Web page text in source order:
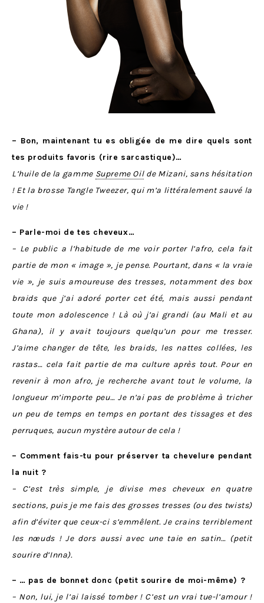
– Bon, maintenant tu es obligée de me dire quels sont
tes produits favoris (rire sarcastique)…
L’huile de la gamme Supreme Oilde Mizani, sans hésitation
! Et la brosse Tangle Tweezer, qui m’a littéralement sauvé la
vie !
– Parle-moi de tes cheveux…
– Le public a l’habitude de me voir porter l’afro, cela fait
partie de mon « image », je pense. Pourtant, dans « la vraie
vie », je suis amoureuse des tresses, notamment des box
braids que j’ai adoré porter cet été, mais aussi pendant
toute mon adolescence ! Là où j’ai grandi (au Mali et au
Ghana), il y avait toujours quelqu’un pour me tresser.
J’aime changer de tête, les braids, les nattes collées, les
rastas… cela fait partie de ma culture après tout. Pour en
revenir à mon afro, je recherche avant tout le volume, la
longueur m’importe peu… Je n’ai pas de problème à tricher
un peu de temps en temps en portant des tissages et des
perruques, aucun mystère autour de cela !
– Comment fais-tu pour préserver ta chevelure pendant
la nuit ?
– C’est très simple, je divise mes cheveux en quatre
sections, puis je me fais des grosses tresses (ou des twists)
afin d’éviter que ceux-ci s’emmêlent. Je crains terriblement
les nœuds ! Je dors aussi avec une taie en satin… (petit
sourire d’Inna).
– … pas de bonnet donc (petit sourire de moi-même) ?
– Non, lui, je l’ai laissé tomber ! C’est un vrai tue-l’amour !